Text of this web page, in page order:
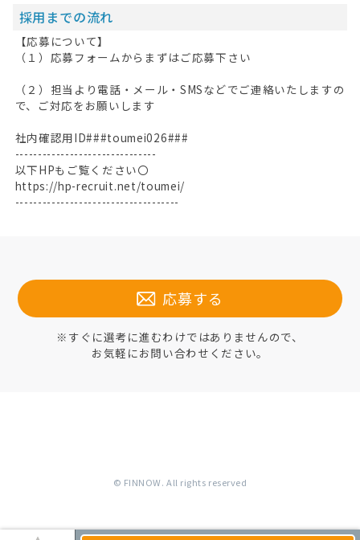
採用までの流れ
【応募について】
（１）応募フォームからまずはご応募下さい
（２）担当より電話・メール・SMSなどでご連絡いたしますの
で、ご対応をお願いします
社内確認用ID###toumei026###
-------------------------------
以下HPもご覧ください〇
https://hp-recruit.net/toumei/
------------------------------------
応募する
※すぐに選考に進むわけではありませんので、
お気軽にお問い合わせください。
© FINNOW. All rights reserved